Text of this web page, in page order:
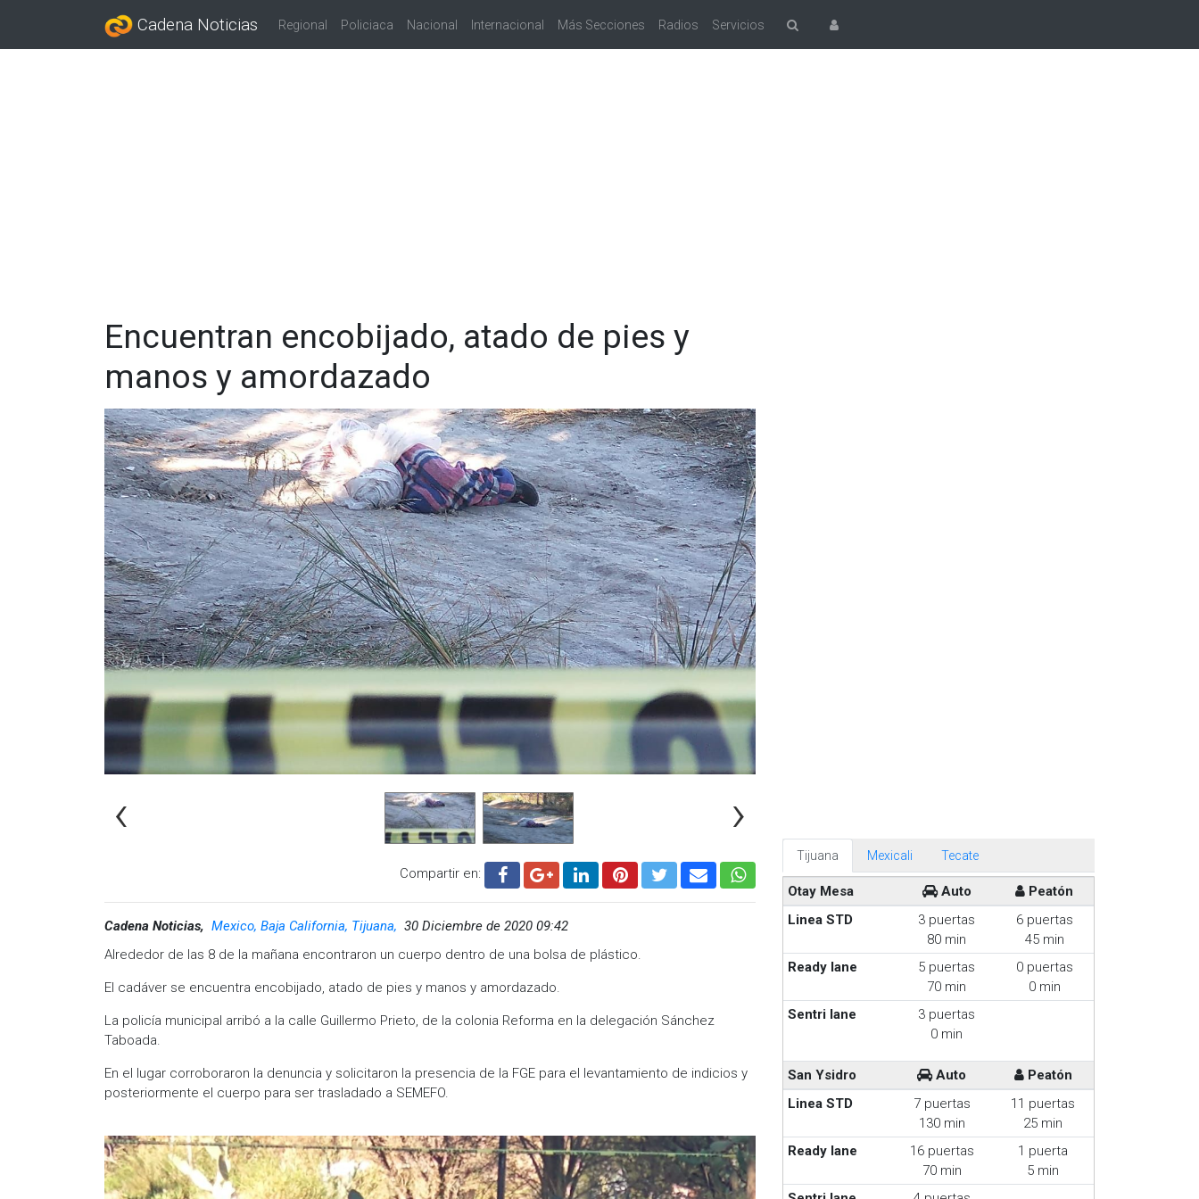
Cadena Noticias Regional Policiaca Nacional Internacional Más Secciones Radios Servicios
Encuentran encobijado, atado de pies y
manos y amordazado
‹ ›
Compartir en:
Cadena Noticias, Mexico, Baja California, Tijuana, 30 Diciembre de 2020 09:42
Alrededor de las 8 de la mañana encontraron un cuerpo dentro de una bolsa de plástico.
El cadáver se encuentra encobijado, atado de pies y manos y amordazado.
La policía municipal arribó a la calle Guillermo Prieto, de la colonia Reforma en la delegación Sánchez
Taboada.
En el lugar corroboraron la denuncia y solicitaron la presencia de la FGE para el levantamiento de indicios y
posteriormente el cuerpo para ser trasladado a SEMEFO.
Tijuana Mexicali Tecate
Otay Mesa Auto
Peatón
Linea STD
3 puertas
80 min
6 puertas
45 min
Ready lane
5 puertas
70 min
0 puertas
0 min
Sentri lane
3 puertas
0 min
San Ysidro Auto
Peatón
Linea STD
7 puertas
130 min
11 puertas
25 min
Ready lane
16 puertas
70 min
1 puerta
5 min